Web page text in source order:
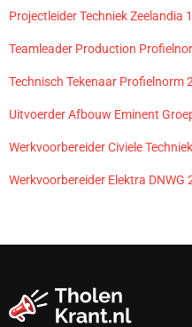
Projectleider Techniek Zeelandia
Teamleader Production
Technisch Tekenaar Profielnorm
Uitvoerder Afbouw Eminent
Werkvoorbereider Civiele
Werkvoorbereider Elektra DNWG